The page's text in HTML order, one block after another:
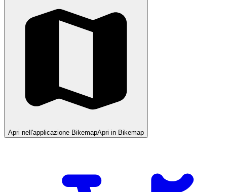
Apri nell'applicazione BikemapApri in Bikemap